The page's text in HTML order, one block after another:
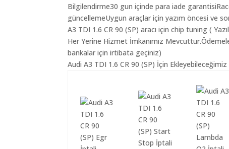
Bilgilendirme30 gun içinde para iade
güncellemeUygun araçlar için yazım öncesi ve
A3 TDI 1.6 CR 90 (SP) aracı için chip tuning (
Her Yerine Hizmet İmkanımız
bankalar için irtibata geçiniz)
Audi A3 TDI 1.6 CR 90 (SP) İçin